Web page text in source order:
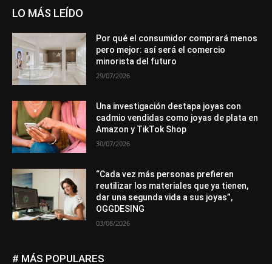
LO MÁS LEÍDO
Por qué el consumidor comprará menos
pero mejor: así será el comercio
minorista del futuro
29/07/2026
Una investigación destapa joyas con
cadmio vendidas como joyas de plata en
Amazon y TikTok Shop
30/07/2026
“Cada vez más personas prefieren
reutilizar los materiales que ya tienen,
dar una segunda vida a sus joyas”,
OGGDESING
03/08/2026
# MÁS POPULARES